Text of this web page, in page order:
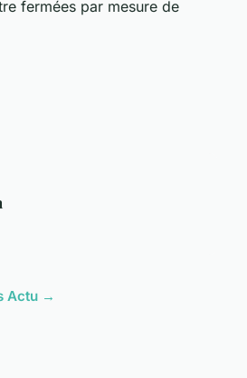
fermées par mesure de
Actu →